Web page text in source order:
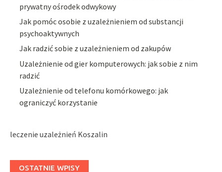
prywatny ośrodek odwykowy
Jak pomóc osobie z uzależnieniem od substancji
psychoaktywnych
Jak radzić sobie z uzależnieniem od zakupów
Uzależnienie od gier komputerowych: jak sobie z nim
radzić
Uzależnienie od telefonu komórkowego: jak
ograniczyć korzystanie
leczenie uzależnień Koszalin
OSTATNIE WPISY